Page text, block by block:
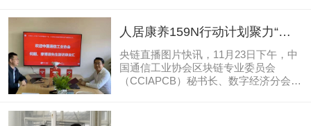
人居康养159N行动计划聚力“京
东生态-京业汇”共植绿溯农食
央链直播图片快讯，11月23日下午，中
国通信工业协会区块链专业委员会
（CCIAPCB）秘书长、数字经济分会